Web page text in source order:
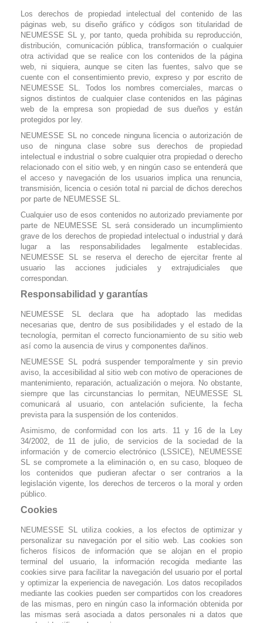
Los derechos de propiedad intelectual del contenido de las
páginas web, su diseño gráfico y códigos son titularidad de
NEUMESSE SL y, por tanto, queda prohibida su reproducción,
distribución, comunicación pública, transformación o cualquier
otra actividad que se realice con los contenidos de la página
web, ni siquiera, aunque se citen las fuentes, salvo que se
cuente con el consentimiento previo, expreso y por escrito de
NEUMESSE SL. Todos los nombres comerciales, marcas o
signos distintos de cualquier clase contenidos en las páginas
web de la empresa son propiedad de sus dueños y están
protegidos por ley.
NEUMESSE SL no concede ninguna licencia o autorización de
uso de ninguna clase sobre sus derechos de propiedad
intelectual e industrial o sobre cualquier otra propiedad o derecho
relacionado con el sitio web, y en ningún caso se entenderá que
el acceso y navegación de los usuarios implica una renuncia,
transmisión, licencia o cesión total ni parcial de dichos derechos
por parte de NEUMESSE SL.
Cualquier uso de esos contenidos no autorizado previamente por
parte de NEUMESSE SL será considerado un incumplimiento
grave de los derechos de propiedad intelectual o industrial y dará
lugar a las responsabilidades legalmente establecidas.
NEUMESSE SL se reserva el derecho de ejercitar frente al
usuario las acciones judiciales y extrajudiciales que
correspondan.
Responsabilidad y garantías
NEUMESSE SL declara que ha adoptado las medidas
necesarias que, dentro de sus posibilidades y el estado de la
tecnología, permitan el correcto funcionamiento de su sitio web
así como la ausencia de virus y componentes dañinos.
NEUMESSE SL podrá suspender temporalmente y sin previo
aviso, la accesibilidad al sitio web con motivo de operaciones de
mantenimiento, reparación, actualización o mejora. No obstante,
siempre que las circunstancias lo permitan, NEUMESSE SL
comunicará al usuario, con antelación suficiente, la fecha
prevista para la suspensión de los contenidos.
Asimismo, de conformidad con los arts. 11 y 16 de la Ley
34/2002, de 11 de julio, de servicios de la sociedad de la
información y de comercio electrónico (LSSICE), NEUMESSE
SL se compromete a la eliminación o, en su caso, bloqueo de
los contenidos que pudieran afectar o ser contrarios a la
legislación vigente, los derechos de terceros o la moral y orden
público.
Cookies
NEUMESSE SL utiliza cookies, a los efectos de optimizar y
personalizar su navegación por el sitio web. Las cookies son
ficheros físicos de información que se alojan en el propio
terminal del usuario, la información recogida mediante las
cookies sirve para facilitar la navegación del usuario por el portal
y optimizar la experiencia de navegación. Los datos recopilados
mediante las cookies pueden ser compartidos con los creadores
de las mismas, pero en ningún caso la información obtenida por
las mismas será asociada a datos personales ni a datos que